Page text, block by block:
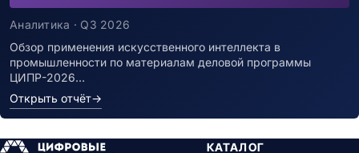
Аналитика · Q3 2026
Обзор применения искусственного интеллекта в
промышленности по материалам деловой программы
ЦИПР-2026…
Открыть отчёт→
КАТАЛОГ